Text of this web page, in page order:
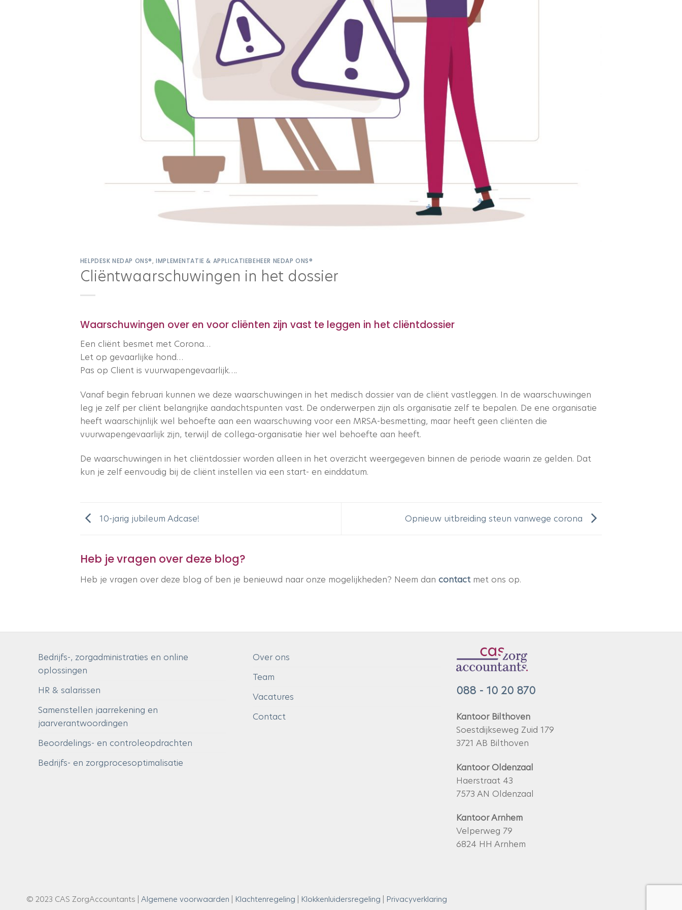
HELPDESK NEDAP ONS®,IMPLEMENTATIE & APPLICATIEBEHEER NEDAP ONS®
Cliëntwaarschuwingen in het dossier
Waarschuwingen over en voor cliënten zijn vast te leggen in het cliëntdossier
Een cliënt besmet met Corona…
Let op gevaarlijke hond…
Pas op Client is vuurwapengevaarlijk….
Vanaf begin februari kunnen we deze waarschuwingen in het medisch dossier van de cliënt vastleggen. In de waarschuwingen
leg je zelf per cliënt belangrijke aandachtspunten vast. De onderwerpen zijn als organisatie zelf te bepalen. De ene organisatie
heeft waarschijnlijk wel behoefte aan een waarschuwing voor een MRSA-besmetting, maar heeft geen cliënten die
vuurwapengevaarlijk zijn, terwijl de collega-organisatie hier wel behoefte aan heeft.
De waarschuwingen in het cliëntdossier worden alleen in het overzicht weergegeven binnen de periode waarin ze gelden. Dat
kun je zelf eenvoudig bij de cliënt instellen via een start- en einddatum.
10-jarig jubileum Adcase! Opnieuw uitbreiding steun vanwege corona
Heb je vragen over deze blog?
Heb je vragen over deze blog of ben je benieuwd naar onze mogelijkheden? Neem dan contactmet ons op.
Bedrijfs-, zorgadministraties en online
oplossingen
HR & salarissen
Samenstellen jaarrekening en
jaarverantwoordingen
Beoordelings- en controleopdrachten
Bedrijfs- en zorgprocesoptimalisatie
Over ons
Team
Vacatures
Contact
088 - 10 20 870
Kantoor Bilthoven
Soestdijkseweg Zuid 179
3721 AB Bilthoven
Kantoor Oldenzaal
Haerstraat 43
7573 AN Oldenzaal
Kantoor Arnhem
Velperweg 79
6824 HH Arnhem
© 2023 CAS ZorgAccountants | Algemene voorwaarden | Klachtenregeling | Klokkenluidersregeling | Privacyverklaring